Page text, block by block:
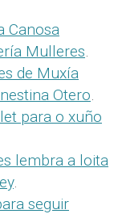
Canosa
Mulleres.
de Muxía
Otero.
para o xuño
lembra a loita
.
seguir